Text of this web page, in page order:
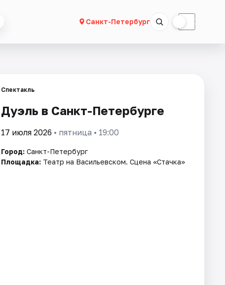
Санкт-Петербург ☾
Спектакль
Дуэль в Санкт-Петербурге
17 июля 2026 • пятница • 19:00
Город: Санкт-Петербург
Площадка: Театр на Васильевском. Сцена «Стачка»